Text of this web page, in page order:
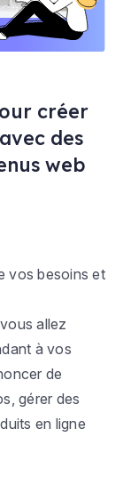
créer
des
web
vos besoins et
allez
à vos
de
gérer des
en ligne